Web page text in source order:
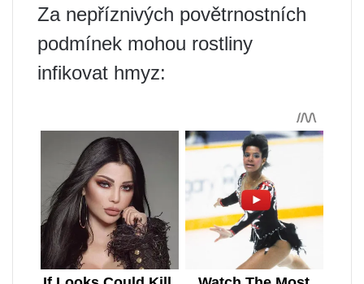
Za nepříznivých povětrnostních
podmínek mohou rostliny
infikovat hmyz: